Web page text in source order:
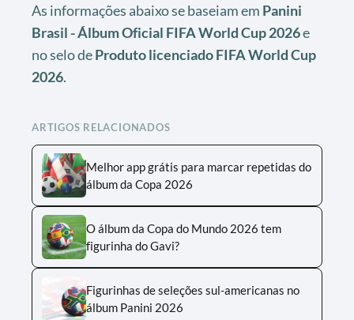
As informações abaixo se baseiam em Panini
Brasil - Álbum Oficial FIFA World Cup 2026e
no selo deProduto licenciado FIFA World Cup
2026.
ARTIGOS RELACIONADOS
Melhor app grátis para marcar repetidas do
álbum da Copa 2026
O álbum da Copa do Mundo 2026 tem
figurinha do Gavi?
Figurinhas de seleções sul-americanas no
álbum Panini 2026